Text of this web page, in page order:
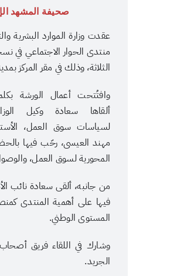
صحيفة المشهد
عقدت وزارة الموارد البشرية
الثلاثة، وذلك في مقر المركز
وافتُتحت أعمال الورشة
ألقاها سعادة وكيل
لسياسات سوق العمل،
مهند العيسى، رحّب فيها
المحورية لسوق العمل،
من جانبه، ألقى سعادة نائب
فيها على أهمية المنتدى
المستوى الوطني.
وشارك في اللقاء فريق أصحاب
الجريد.